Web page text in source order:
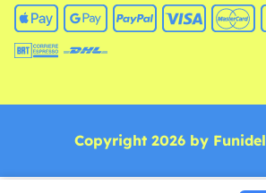
Copyright 2026 by